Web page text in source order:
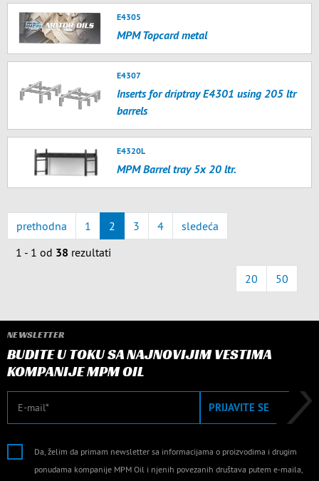
E4305
MPM Topcard metal
E4307
Inserts for driptray E4301 using 205 ltr
barrels
E4320L
MPM Barrel tray 5x 20 ltr.
prethodna 1 2 3 4
sledeća
1 - 1 od 38 rezultati
20
50
NEWSLETTER
BUDITE U TOKU SA NAJNOVIJIM VESTIMA
KOMPANIJE MPM OIL
E-mail PRIJAVITE SE
Da, želim da primam newsletter sa informacijama o proizvodima i drugim
ponudama kompanije MPM Oil i njenih povezanih društava putem e-maila,